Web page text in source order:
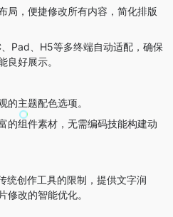
局，便捷修改所有内容，简化排版
Pad、H5等多终端自动适配，确保
良好展示。
的主题配色选项。
的组件素材，无需编码技能构建动
统创作工具的限制，提供文字润
修改的智能优化。